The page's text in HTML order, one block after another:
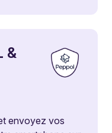
&
envoyez vos